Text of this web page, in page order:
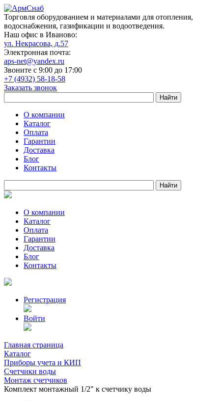
Торговля оборудованием и материалами для отопления,
водоснабжения, газификации и водоотведения.
Наш офис в Иваново:
ул. Некрасова, д.57
Электронная почта:
aps-net@yandex.ru
Звоните с 9:00 до 17:00
+7 (4932) 58-18-58
Заказать звонок
О компании
Каталог
Оплата
Гарантии
Доставка
Блог
Контакты
О компании
Каталог
Оплата
Гарантии
Доставка
Блог
Контакты
Регистрация
Войти
Главная страница
Каталог
Приборы учета и КИП
Счетчики воды
Монтаж счетчиков
Комплект монтажный 1/2" к счетчику воды